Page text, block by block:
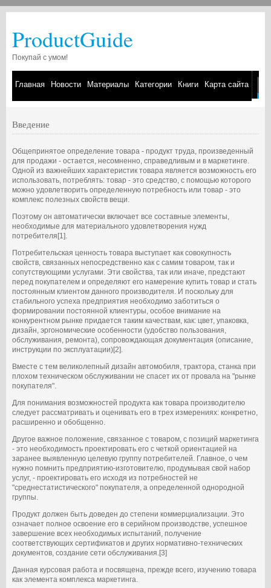
ProductGuide
Покупай с умом!
Главная Новости Материалы Категории Книги Карта сайта
Введение
Общепринятое определение товара - продукт труда, произведенный
для продажи - остается, несомненно, справедливым и в маркетинге.
Одной из важнейших характеристик товара является возможность его
использовать, потреблять: товар - это средство, с помощью которого
можно удовлетворить определенную потребность или товар - это
комплекс полезных свойств вещи.
Поэтому он автоматически включает все составные элементы,
необходимые для материального удовлетворения нужд
потребителя[1].
Потребительская ценность товара выступает как совокупность
свойств, связанных непосредственно как с самим товаром, так и
сопутствующими услугами. Эти свойства, так или иначе, предстают
перед покупателем и определяют его намерение купить товар и стать
постоянным клиентом данного производителя. И поскольку для
стабильного успеха предприятия необходимо заботиться о
формировании постоянной клиентуры, особое внимание на
конкурентном рынке придается таким качествам, как: цвет, упаковка,
дизайн, эргономические особенности (удобство пользования,
обслуживания, ремонта), сопровождающая документация (описание,
инструкции по эксплуатации)[2].
Вместе с тем великолепный дизайн автомобиля, трактора, станка при
плохом техническом обслуживании не спасет их от провала на "рынке
покупателя".
Для понимания возможностей продукта как товара производителю
следует рассматривать и оценивать его в трех измерениях: конкретно,
расширенно и обобщенно.
Другое важное положение, связанное с товаром, с позиций маркетинга
- это необходимость проектировать его с четкой ориентацией на
заранее выявленную целевую группу потребителей. Главное, о чем
нужно помнить предприятию-изготовителю, продумывая свой набор
услуг, - проектировать его исходя из потребностей не
"среднестатистического" покупателя, а определенной однородной
группы.
Продукт должен быть доведен до степени коммерциализации. Это
означает полное освоение его в серийном производстве, успешное
завершение всех необходимых испытаний, получение
соответствующих сертификатов и других нормативно-технических
документов, создание сети обслуживания.[3]
Данная курсовая работа и посвящена, прежде всего, изучению товара
как элемента комплекса маркетинга.